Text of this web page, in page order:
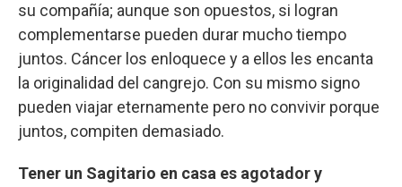
su compañía; aunque son opuestos, si logran
complementarse pueden durar mucho tiempo
juntos. Cáncer los enloquece y a ellos les encanta
la originalidad del cangrejo. Con su mismo signo
pueden viajar eternamente pero no convivir porque
juntos, compiten demasiado.
Tener un Sagitario en casa es agotador y